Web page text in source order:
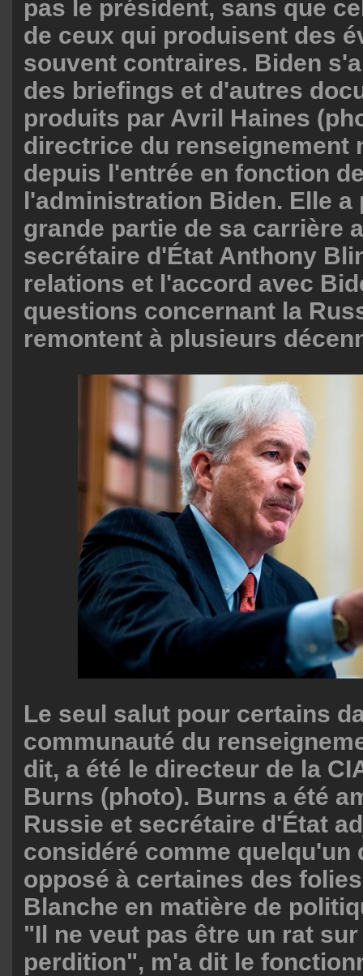
pas le président, sans que
de ceux qui produisent des
souvent contraires. Biden
des briefings et d'autres
produits par Avril Haines
directrice du renseignement
depuis l'entrée en fonction
l'administration Biden. Elle a
grande partie de sa carrière
secrétaire d'État Anthony
relations et l'accord avec
questions concernant la
remontent à plusieurs
Le seul salut pour certains
communauté du
dit, a été le directeur de la
Burns (photo). Burns a été
Russie et secrétaire d'État
considéré comme quelqu'un
opposé à certaines des
Blanche en matière de
"Il ne veut pas être un rat
perdition", m'a dit le